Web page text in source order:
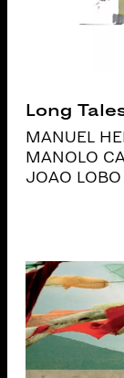
Long
MANUEL
MANOLO
JOAO LOBO